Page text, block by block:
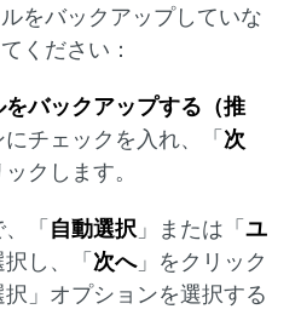
をバックアップしていな
ください：
バックアップする（推
にチェックを入れ、「 次
クします。
「 自動選択」または「 ユ
し、「 次へ」をクリック
」オプションを選択する